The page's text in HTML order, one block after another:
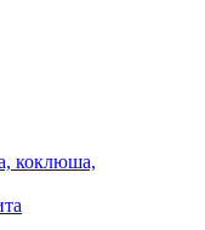
коклюша,